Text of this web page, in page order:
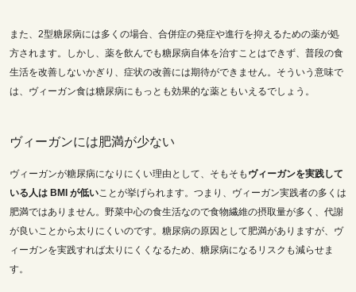
また、2型糖尿病には多くの場合、合併症の発症や進行を抑えるための薬が処
方されます。しかし、薬を飲んでも糖尿病自体を治すことはできず、普段の食
生活を改善しないかぎり、症状の改善には期待ができません。そういう意味で
は、ヴィーガン食は糖尿病にもっとも効果的な薬ともいえるでしょう。
ヴィーガンには肥満が少ない
ヴィーガンが糖尿病になりにくい理由として、そもそも ヴィーガンを実践して
いる人は BMI が低いことが挙げられます。つまり、ヴィーガン実践者の多くは
肥満ではありません。野菜中心の食生活なので食物繊維の摂取量が多く、代謝
が良いことから太りにくいのです。糖尿病の原因として肥満がありますが、ヴ
ィーガンを実践すれば太りにくくなるため、糖尿病になるリスクも減らせま
す。